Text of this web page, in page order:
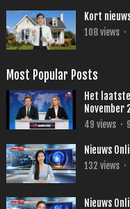
Kort
108views ·
Most Popular Posts
Het laatste
November
49 views ·
Nieuws
132 views ·
Nieuws